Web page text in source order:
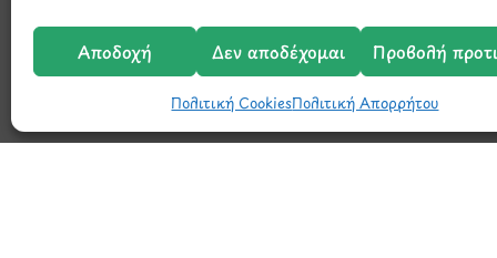
Αποδοχή Δεν αποδέχομαι Προβολή
Πολιτική CookiesΠολιτική Απορρήτου
Μάθετε